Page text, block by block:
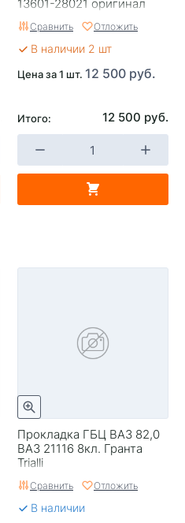
13601-28021 оригинал
ACV40 2AZ-FE
Сравнить Отложить
В наличии 2 шт
Цена за 1 шт. 12 500 руб.
Итого: 12 500 руб.
Прокладка ГБЦ ВАЗ 82,0
ВАЗ 21116 8кл. Гранта
Trialli
Сравнить Отложить
В наличии